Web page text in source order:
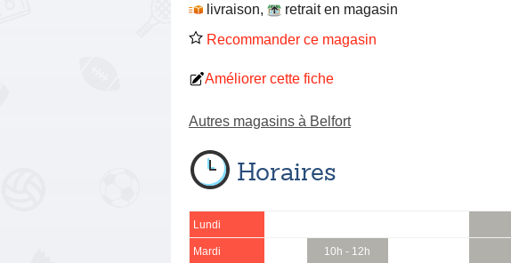
livraison,
retrait en magasin
Recommander ce magasin
Améliorer cette fiche
Autres magasins à Belfort
Horaires
Lundi
Mardi 10h - 12h